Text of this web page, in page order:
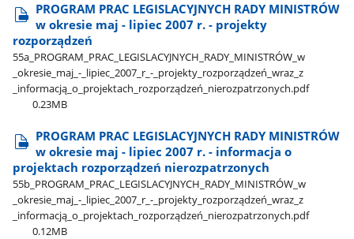
PROGRAM PRAC LEGISLACYJNYCH RADY MINISTRÓW
w okresie maj - lipiec 2007 r. - projekty
rozporządzeń
55a​_PROGRAM​_PRAC​_LEGISLACYJNYCH​_RADY​_MINISTRÓW​_w​
_okresie​_maj​_-​_lipiec​_2007​_r​_-​_projekty​_rozporządzeń​_wraz​_z​
_informacją​_o​_projektach​_rozporządzeń​_nierozpatrzonych.pdf
0.23MB
PROGRAM PRAC LEGISLACYJNYCH RADY MINISTRÓW
w okresie maj - lipiec 2007 r. - informacja o
projektach rozporządzeń nierozpatrzonych
55b​_PROGRAM​_PRAC​_LEGISLACYJNYCH​_RADY​_MINISTRÓW​_w​
_okresie​_maj​_-​_lipiec​_2007​_r​_-​_projekty​_rozporządzeń​_wraz​_z​
_informacją​_o​_projektach​_rozporządzeń​_nierozpatrzonych.pdf
0.12MB